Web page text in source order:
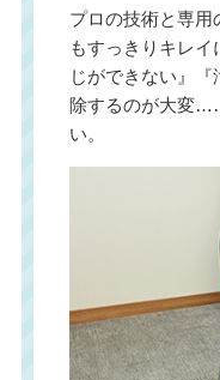
プロの技術と専用
もすっきりキレイ
じができない』
除するのが大変
い。